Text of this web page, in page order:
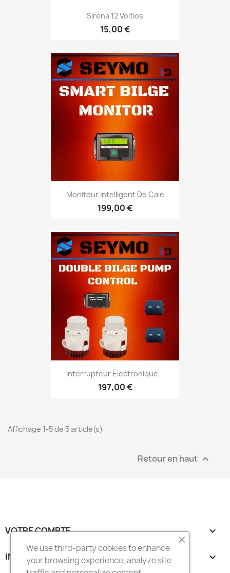
Sirena 12 Voltios
15,00 €
Moniteur Intelligent De Cale
199,00 €
Interrupteur Électronique...
197,00 €
Affichage 1-5 de 5 article(s)
Retour en haut 
VOTRE COMPTE 
INFORMATIONS keyboard_arrow_down
We use third-party cookies to enhance
your browsing experience, analyze site